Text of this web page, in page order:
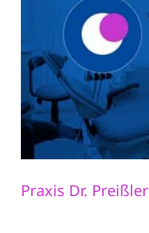
Praxis Dr. Preißler